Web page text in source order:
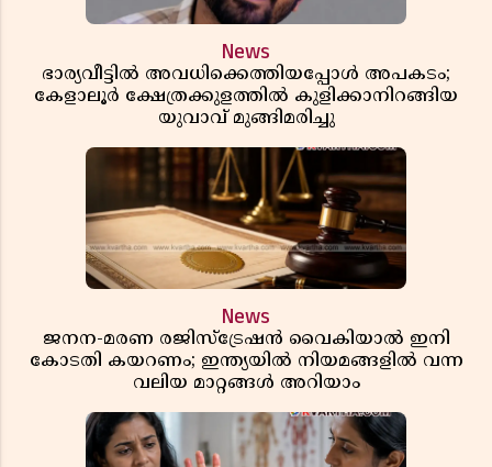
News
ഭാര്യവീട്ടിൽ അവധിക്കെത്തിയപ്പോൾ അപകടം;
കേളാലൂർ ക്ഷേത്രക്കുളത്തിൽ കുളിക്കാനിറങ്ങിയ
യുവാവ് മുങ്ങിമരിച്ചു
News
ജനന-മരണ രജിസ്ട്രേഷൻ വൈകിയാൽ ഇനി
കോടതി കയറണം; ഇന്ത്യയിൽ നിയമങ്ങളിൽ വന്ന
വലിയ മാറ്റങ്ങൾ അറിയാം